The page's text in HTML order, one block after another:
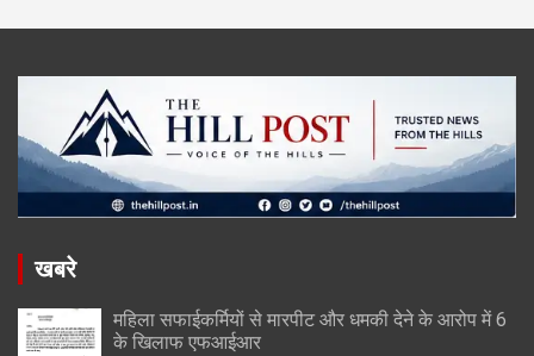
खबरे
महिला सफाईकर्मियों से मारपीट और धमकी देने के आरोप में 6
के खिलाफ एफआईआर